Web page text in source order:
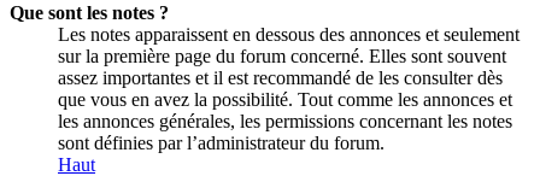
Que sont les notes ?
Les notes apparaissent en dessous des annonces et seulement
sur la première page du forum concerné. Elles sont souvent
assez importantes et il est recommandé de les consulter dès
que vous en avez la possibilité. Tout comme les annonces et
les annonces générales, les permissions concernant les notes
sont définies par l’administrateur du forum.
Haut